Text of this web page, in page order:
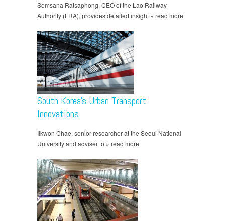
Somsana Ratsaphong, CEO of the Lao Railway
Authority (LRA), provides detailed insight » read more
South Korea’s Urban Transport
Innovations
Ilkwon Chae, senior researcher at the Seoul National
University and adviser to » read more